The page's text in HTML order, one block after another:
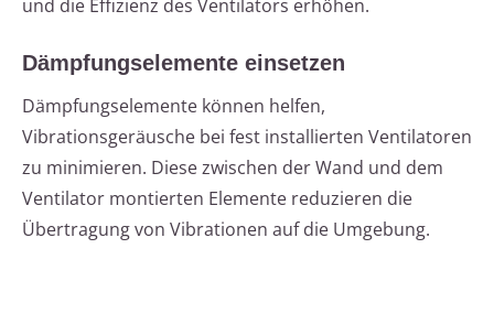
und die Effizienz des Ventilators erhöhen.
Dämpfungselemente einsetzen
Dämpfungselemente können helfen,
Vibrationsgeräusche bei fest installierten Ventilatoren
zu minimieren. Diese zwischen der Wand und dem
Ventilator montierten Elemente reduzieren die
Übertragung von Vibrationen auf die Umgebung.